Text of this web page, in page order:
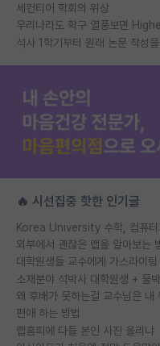
세컨티어 학회의 위상
석사 1학기부터 원래 논문 작성
🔥 시선집중 핫한 인기글
외부에서 괜찮은 랩을 알아보는
소재분야 석박사 대학원생 + 물
편애 하는 방법
랩홈피에 다들 본인 사진 올리냐